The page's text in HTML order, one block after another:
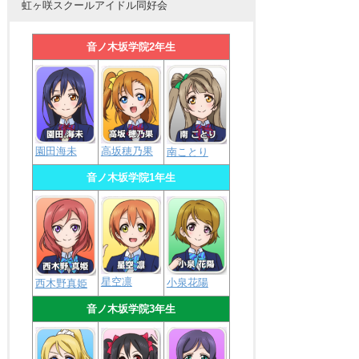
虹ヶ咲スクールアイドル同好会
音ノ木坂学院2年生
園田海未 高坂穂乃果 南ことり
音ノ木坂学院1年生
西木野真姫 星空凛 小泉花陽
音ノ木坂学院3年生